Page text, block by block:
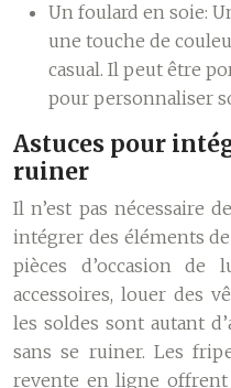
Un foulard en soie:
une touche de
casual. Il peut être
pour personnaliser
Astuces pour
ruiner
Il n’est pas nécessaire
intégrer des éléments
pièces d’occasion de
accessoires, louer des
les soldes sont autant
sans se ruiner. Les
revente en ligne